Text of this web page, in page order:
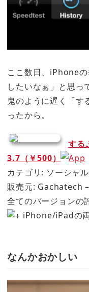
ここ数日、iPhone
したいなぁ」と思っ
鬼のように遅く「す
ったから。
する
3.7（￥500）
カテゴリ: ソーシャ
販売元: Gachatech
全てのバージョンの
iPhone/iPadの
なんかおかしい